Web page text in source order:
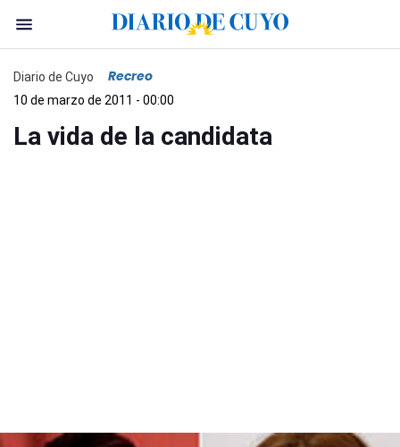
Diario de Cuyo Recreo
10 de marzo de 2011 - 00:00
La vida de la candidata